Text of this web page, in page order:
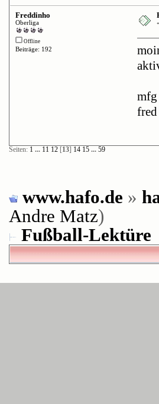
Freddinho
Oberliga
Offline
Beiträge: 192
mfg
fred
Seiten: 1 ... 11 12[ 13] 14 15 ... 59
www.hafo.de »
Andre Matz)
Fußball-Lektüre